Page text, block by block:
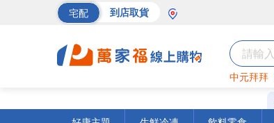
宅配 到店取貨
中元拜拜